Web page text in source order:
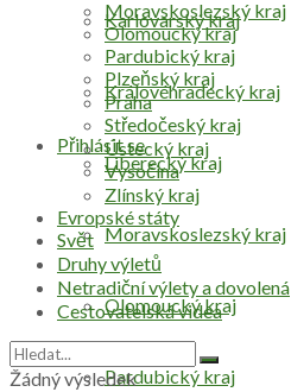
Přihlásit se
Karlovarský kraj
Královéhradecký kraj
Liberecký kraj
Moravskoslezský kraj
Olomoucký kraj
Pardubický kraj
Moravskoslezský kraj
Olomoucký kraj
Pardubický kraj
Plzeňský kraj
Praha
Středočeský kraj
Ústecký kraj
Vysočina
Zlínský kraj
Evropské státy
Svět
Druhy výletů
Netradiční výlety a dovolená
Cestovatelská videa
Žádný výsledek